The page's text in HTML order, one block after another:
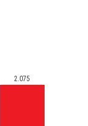
2.075